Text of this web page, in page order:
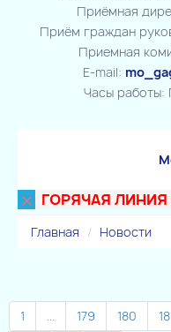
Приёмная
Приём граждан
Приемная
E-mail:
Часы работы:
× ГОРЯЧАЯ ЛИНИЯ
Главная Новости
1 ... 179 180